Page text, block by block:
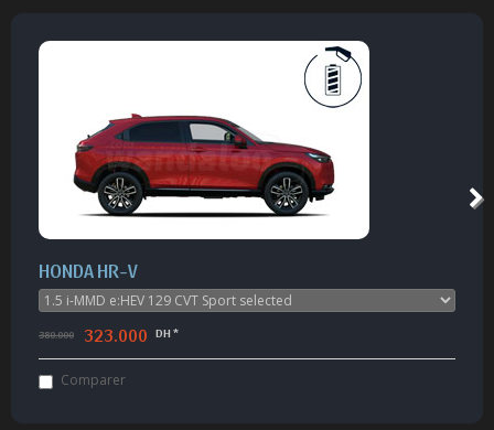
KIA Seltos
296.900 279.000 DH *
Comparer